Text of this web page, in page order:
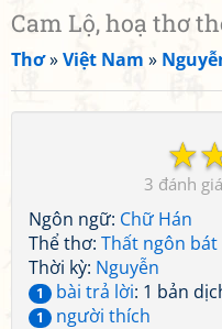
Cam Lộ, hoạ thơ
Thơ»Việt Nam »
☆
3
Ngôn ngữ: Chữ Hán
Thể thơ: Thất ngôn bát
Thời kỳ: Nguyễn
1 bài trả lời: 1 bản
1
người thích